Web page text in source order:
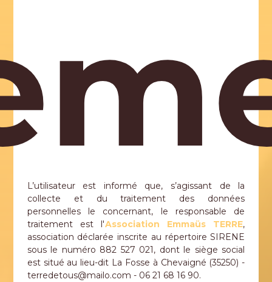
L’utilisateur est informé que, s’agissant de la
collecte et du traitement des données
personnelles le concernant, le responsable de
traitement est l'Association Emmaüs TERRE,
association déclarée inscrite au répertoire SIRENE
sous le numéro 882 527 021, dont le siège social
est situé au lieu-dit La Fosse à Chevaigné (35250) -
terredetous@mailo.com - 06 21 68 16 90.